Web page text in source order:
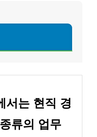
서는 현직 경
류의 업무